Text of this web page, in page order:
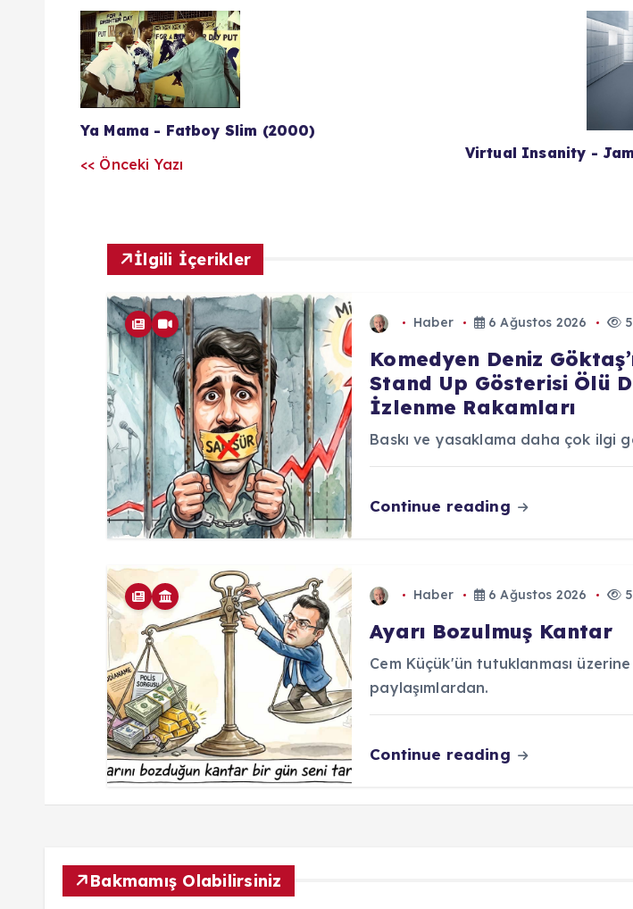
Y
a
z
Ya Mama - Fatboy Slim (2000)
<< Önceki Yazı
Virtual Insanity -
İlgili İçerikler
Haber 6 Ağustos 2026
Komedyen Deniz
Stand Up Gösterisi Ölü
İzlenme Rakamları
Baskı ve yasaklama daha çok ilgi
Continue reading
Haber 6 Ağustos 2026
Ayarı Bozulmuş Kantar
Cem Küçük'ün tutuklanması
paylaşımlardan.
Continue reading
Bakmamış Olabilirsiniz